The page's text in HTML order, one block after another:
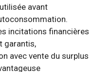
avant
incitations financières
garantis,
avec vente du surplus